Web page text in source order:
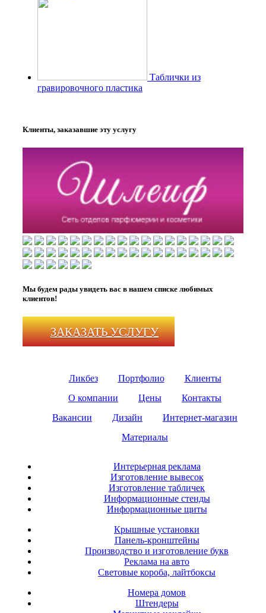
Таблички из
гравировочного пластика
Клиенты, заказавшие эту услугу
Мы будем рады увидеть вас в нашем списке любимых
клиентов!
ЗАКАЗАТЬ УСЛУГУ
Ликбез Портфолио
Клиенты
О компании
Цены
Контакты
Вакансии
Дизайн
Интернет-магазин
Материалы
Интерьерная реклама
Изготовление вывесок
Изготовление табличек
Информационные стенды
Информационные щиты
Крышные установки
Панель-кронштейны
Производство и изготовление букв
Реклама на авто
Световые короба, лайтбоксы
Номера домов
Штендеры